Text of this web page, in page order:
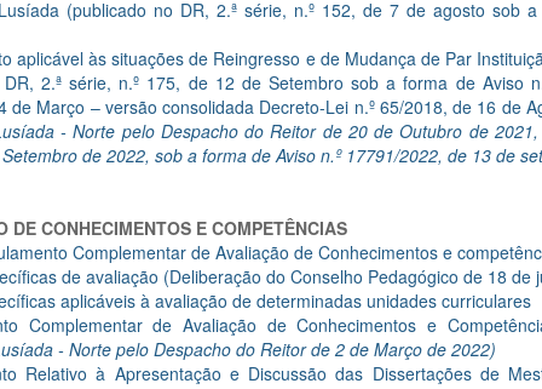
(publicado no DR, 2.ª série, n.º 152, de 7 de agosto sob
aplicável às situações de Reingresso e de Mudança de Par
2.ª série, n.º 175, de 12 de Setembro sob a forma de Aviso
de Março – versão consolidada Decreto-Lei n.º 65/2018, de 16 de
- Norte pelo Despacho do Reitor de 20 de Outubro de
de 2022, sob a forma de Aviso n.º 17791/2022, de 13 de
DE CONHECIMENTOS E COMPETÊNCIAS
Complementar de Avaliação de Conhecimentos e
de avaliação (Deliberação do Conselho Pedagógico de 18 de
aplicáveis à avaliação de determinadas unidades curriculares
Complementar de Avaliação de Conhecimentos e
- Norte pelo Despacho do Reitor de 2 de Março de 2022)
Relativo à Apresentação e Discussão das Dissertações de